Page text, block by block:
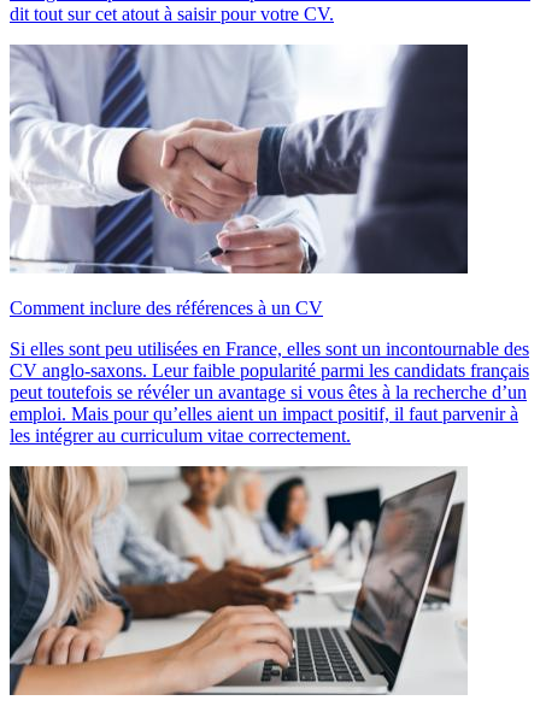
dit tout sur cet atout à saisir pour votre CV.
Comment inclure des références à un CV
Si elles sont peu utilisées en France, elles sont un incontournable des
CV anglo-saxons. Leur faible popularité parmi les candidats français
peut toutefois se révéler un avantage si vous êtes à la recherche d’un
emploi. Mais pour qu’elles aient un impact positif, il faut parvenir à
les intégrer au curriculum vitae correctement.